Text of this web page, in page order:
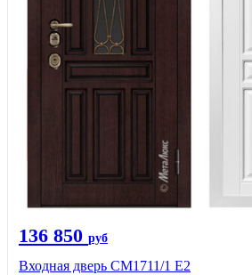
136 850 руб
Входная дверь CМ1711/1 Е2